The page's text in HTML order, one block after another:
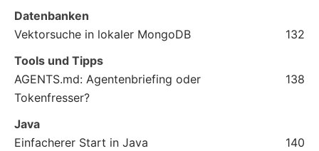
Datenbanken
Vektorsuche in lokaler MongoDB
132
Tools und Tipps
AGENTS.md: Agentenbriefing oder
Tokenfresser?
138
Java
Einfacherer Start in Java
140